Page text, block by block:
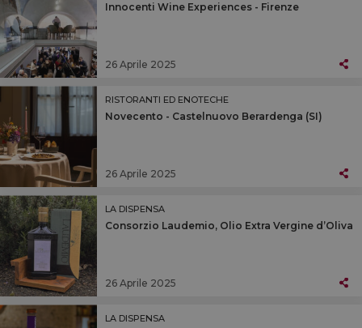
Innocenti Wine Experiences - Firenze
26 Aprile 2025
RISTORANTI ED ENOTECHE
Novecento - Castelnuovo Berardenga (SI)
26 Aprile 2025
LA DISPENSA
Consorzio Laudemio, Olio Extra Vergine d’Oliva
26 Aprile 2025
LA DISPENSA